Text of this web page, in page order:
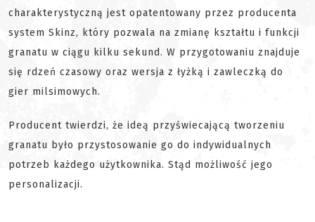
charakterystyczną jest opatentowany przez producenta
system Skinz, który pozwala na zmianę kształtu i funkcji
granatu w ciągu kilku sekund. W przygotowaniu znajduje
się rdzeń czasowy oraz wersja z łyżką i zawleczką do
gier milsimowych.
Producent twierdzi, że ideą przyświecającą tworzeniu
granatu było przystosowanie go do indywidualnych
potrzeb każdego użytkownika. Stąd możliwość jego
personalizacji.